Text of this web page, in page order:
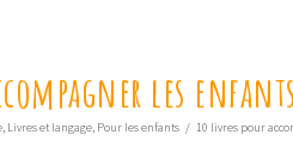
les
, Livres et langage, Pour les enfants / 10 livres pour